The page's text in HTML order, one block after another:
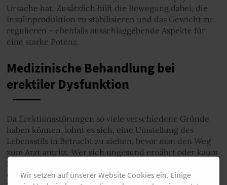
Ursache hat. Zusätzlich hilft die Bewegung dabei, die
Insulinproduktion zu stabilisieren und das Gewicht zu
regulieren – ebenfalls ausschlaggebende Aspekte für
eine starke Potenz.
Medizinische Behandlung bei
erektiler Dysfunktion
Da Erektionsstörungen so viele verschiedene Gründe
haben können, lohnt es sich, eine Umstellung des
Lebensstils in Betracht zu ziehen, bevor man den Weg
zum Arzt antritt. Wer sich ungesund ernährt oder kaum
Sport macht, kann durch eine eigene Laufroutine und
eine Ernährungsumstellung bereits viel erreichen.
Wir setzen auf unserer Website Cookies ein. Einige